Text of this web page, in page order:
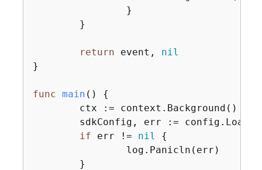
return event, nil
}
func main ()
{
if err != nil
{